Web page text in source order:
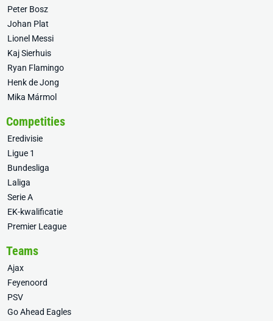
Peter Bosz
Johan Plat
Lionel Messi
Kaj Sierhuis
Ryan Flamingo
Henk de Jong
Mika Mármol
Competities
Eredivisie
Ligue 1
Bundesliga
Laliga
Serie A
EK-kwalificatie
Premier League
Teams
Ajax
Feyenoord
PSV
Go Ahead Eagles